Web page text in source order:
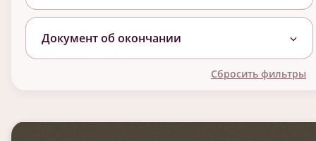
Документ об окончании
Сбросить фильтры